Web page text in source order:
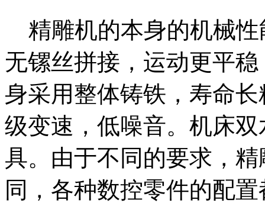
精雕机的本身的机械性
无镙丝拼接，运动更平
身采用整体铸铁，寿命
级变速，低噪音。机床
具。由于不同的要求，
同，各种数控零件的配